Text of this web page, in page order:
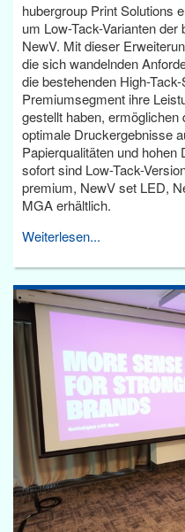
hubergroup Print Solutions
um Low-Tack-Varianten
NewV. Mit dieser
die sich wandelnden
die bestehenden High-
Premiumsegment ihre
gestellt haben, ermöglichen
optimale Druckergebnisse
Papierqualitäten und
sofort sind Low-Tack-
premium, NewV set LED,
MGA erhältlich.
Weiterlesen...